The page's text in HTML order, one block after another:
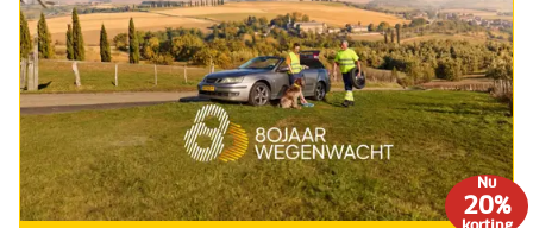
Nu
20%